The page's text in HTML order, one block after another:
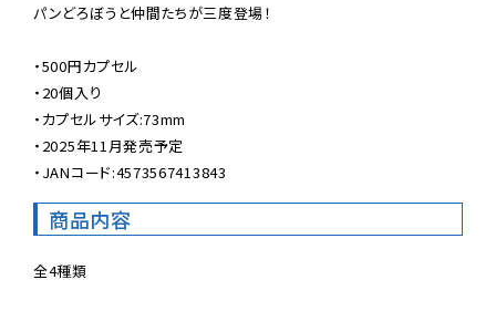
パンどろぼうと仲間たちが三度登場！
・500円カプセル
・20個入り
・カプセルサイズ:73mm
・2025年11月発売予定
・JANコード:4573567413843
商品内容
全4種類